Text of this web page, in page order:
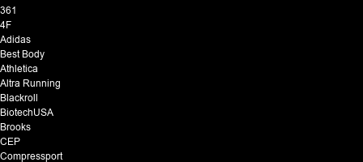
361
4F
Adidas
Best Body
Athletica
Altra Running
Blackroll
BiotechUSA
Brooks
CEP
Compressport